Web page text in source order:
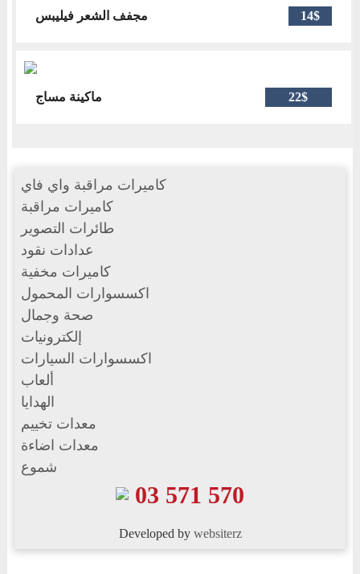
مجفف الشعر فيليبس 14$
ماكينة مساج 22$
كاميرات مراقبة واي فاي
كاميرات مراقبة
طائرات التصوير
عدادات نقود
كاميرات مخفية
اكسسوارات المحمول
صحة وجمال
إلكترونيات
اكسسوارات السيارات
ألعاب
الهدايا
معدات تخييم
معدات اضاءة
شموع
03 571 570
Developed by websiterz